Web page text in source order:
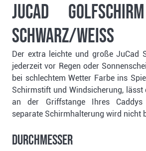
JuCad
schwarz/weiss
Der extra leichte und große JuCad
jederzeit vor Regen oder
bei schlechtem Wetter Farbe ins
Schirmstift und Windsicherung,
an der Griffstange Ihres Caddys
separate Schirmhalterung wird nicht
Durchmesser